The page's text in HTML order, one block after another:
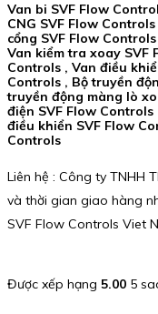
Van bi SVF Flow
CNG SVF Flow
cổng SVF Flow
Van kiểm tra xoay SVF
Controls , Van điều
Controls , Bộ truyền
truyền động màng lò
điện SVF Flow
điều khiển SVF Flow
Controls
Liên hệ : Công ty TNHH
và thời gian giao hàng
SVF Flow Controls Viet
Được xếp hạng 5.00 5